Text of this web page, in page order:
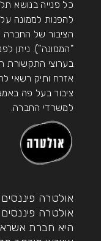
כל פנייה בנושא
להפנות לממונה
הציבור של החברה
"הממונה"). ניתן
בערוצי התקשורת
אזרח ותיק רשאי
ציבור בעל פה
למשרדי החברה.
אולטרה פיננסים
אולטרה
היא חברת